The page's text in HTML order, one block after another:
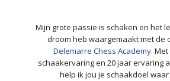
Mijn grote passie is schaken en het
droom heb waargemaakt met de
Delemarre Chess Academy.
schaakervaring en 20 jaar ervaring
help ik jou je schaakdoel